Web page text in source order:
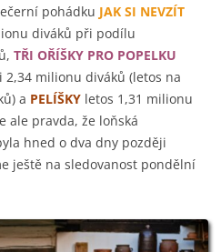
pohádku JAK SI NEVZÍT
diváků při podílu
TŘI OŘÍŠKY PRO POPELKU
2,34 milionu diváků (letos na
a PELÍŠKY letos 1,31 milionu
ale pravda, že loňská
hned o dva dny později
ještě na sledovanost pondělní